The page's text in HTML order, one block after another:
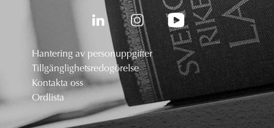
Hantering av personuppgifter
Tillgänglighetsredogörelse
Kontakta oss
Ordlista